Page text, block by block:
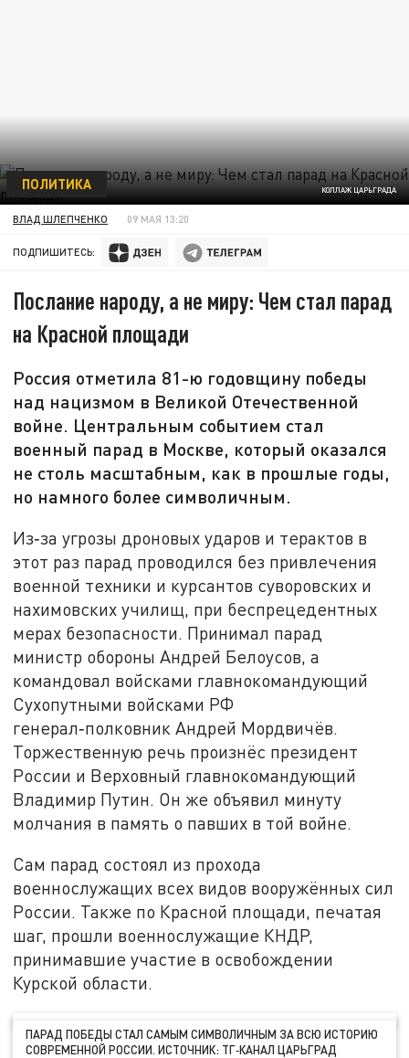
КОЛЛАЖ ЦАРЬГРАДА
ПОЛИТИКА
ВЛАД ШЛЕПЧЕНКО 09 МАЯ 13:20
ПОДПИШИТЕСЬ:
Послание народу, а не миру: Чем стал парад
на Красной площади
Россия отметила 81-ю годовщину победы
над нацизмом в Великой Отечественной
войне. Центральным событием стал
военный парад в Москве, который оказался
не столь масштабным, как в прошлые годы,
но намного более символичным.
Из‑за угрозы дроновых ударов и терактов в
этот раз парад проводился без привлечения
военной техники и курсантов суворовских и
нахимовских училищ, при беспрецедентных
мерах безопасности. Принимал парад
министр обороны Андрей Белоусов, а
командовал войсками главнокомандующий
Сухопутными войсками РФ
генерал‑полковник Андрей Мордвичёв.
Торжественную речь произнёс президент
России и Верховный главнокомандующий
Владимир Путин. Он же объявил минуту
молчания в память о павших в той войне.
Сам парад состоял из прохода
военнослужащих всех видов вооружённых сил
России. Также по Красной площади, печатая
шаг, прошли военнослужащие КНДР,
принимавшие участие в освобождении
Курской области.
ПАРАД ПОБЕДЫ СТАЛ САМЫМ СИМВОЛИЧНЫМ ЗА ВСЮ ИСТОРИЮ
СОВРЕМЕННОЙ РОССИИ. ИСТОЧНИК: ТГ‑КАНАЛ ЦАРЬГРАД